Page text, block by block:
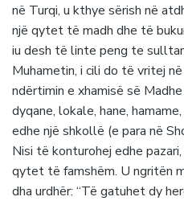
në Turqi, u kthye sërish në
një qytet të madh dhe të
iu desh të linte peng te
Muhametin, i cili do të vritej
ndërtimin e xhamisë së
dyqane, lokale, hane,
edhe një shkollë (e para në
Nisi të konturohej edhe
qytet të famshëm. U ngritën
dha urdhër: “Të gatuhet dy